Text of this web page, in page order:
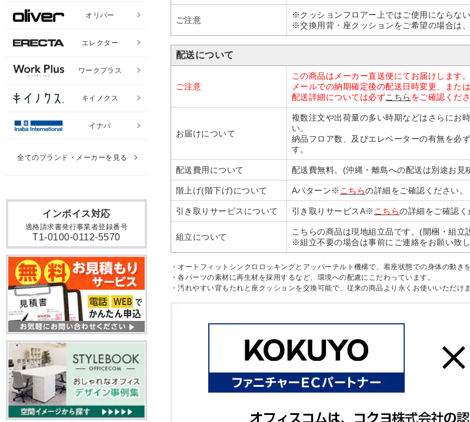
ご注意
※クッションフロアー上ではご使用にならな
※交換用背・座クッションをご希望の場合は
配送について
ご注意
この商品はメーカー直送便にてお届けします。
メールでの納期確定後の配送日時変更、また
配送詳細については必ずこちら をご確認くださ
お届けについて
複数注文や出荷量の多い時期などはさらにお
い。
納品フロア数、及びエレベーターの有無を必
す。
配送費用について 配送費無料。(沖縄・離島への配送は別途お見
階上げ(階下げ)について Aパターン※ こちらの詳細をご確認ください。
引き取りサービスについて 引き取りサービスA※ こちらの詳細をご確認く
組立について
こちらの商品は現地組立品です。(開梱・組
※組立不要の場合は事前にご連絡をお願い致
・オートフィットシンクロロッキングとアッパーチルト機構で、着座状態での身体の動き
・各パーツの素材に再生材を採用するなど、環境への配慮にこだわっています。
・汚れやすい背もたれと座クッションを交換可能で、従来の商品より永くお使いいただけま
インボイス対応
適格請求書発行事業者登録番号
T1-0100-0112-5570
オリバー
エレクター
ワークプラス
キイノクス
イナバ
全てのブランド・メーカーを見る